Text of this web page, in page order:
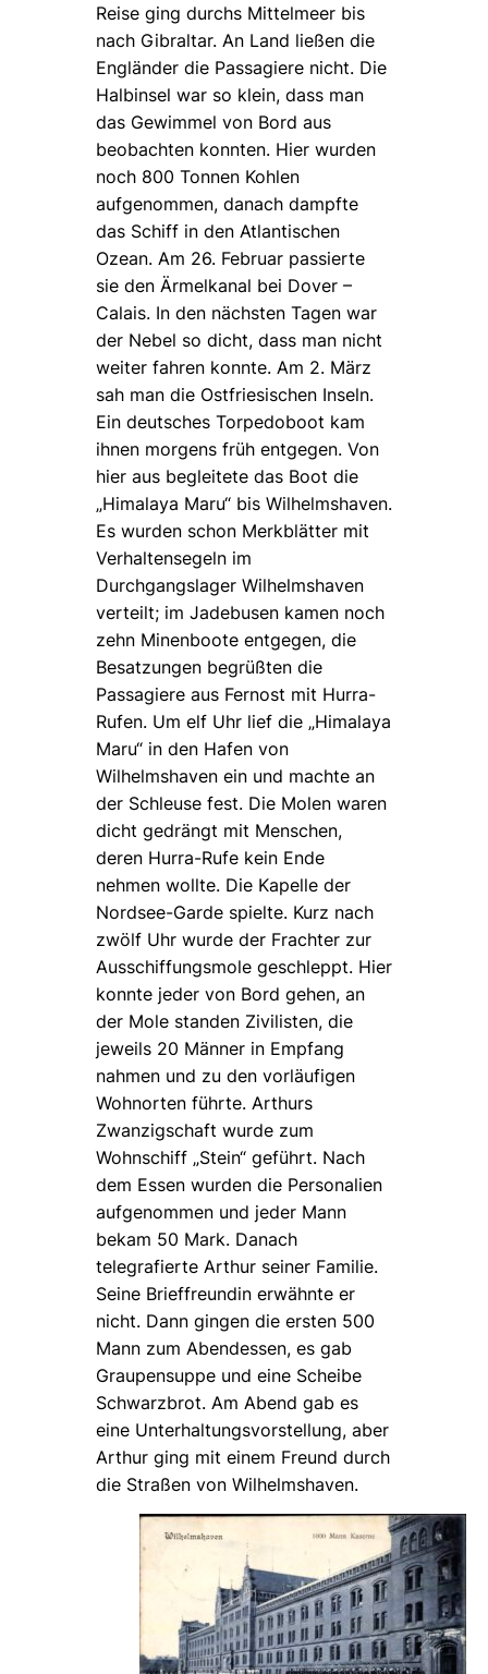
Reise ging durchs Mittelmeer bis
nach Gibraltar. An Land ließen die
Engländer die Passagiere nicht. Die
Halbinsel war so klein, dass man
das Gewimmel von Bord aus
beobachten konnten. Hier wurden
noch 800 Tonnen Kohlen
aufgenommen, danach dampfte
das Schiff in den Atlantischen
Ozean. Am 26. Februar passierte
sie den Ärmelkanal bei Dover –
Calais. In den nächsten Tagen war
der Nebel so dicht, dass man nicht
weiter fahren konnte. Am 2. März
sah man die Ostfriesischen Inseln.
Ein deutsches Torpedoboot kam
ihnen morgens früh entgegen. Von
hier aus begleitete das Boot die
„Himalaya Maru“ bis Wilhelmshaven.
Es wurden schon Merkblätter mit
Verhaltensegeln im
Durchgangslager Wilhelmshaven
verteilt; im Jadebusen kamen noch
zehn Minenboote entgegen, die
Besatzungen begrüßten die
Passagiere aus Fernost mit Hurra-
Rufen. Um elf Uhr lief die „Himalaya
Maru“ in den Hafen von
Wilhelmshaven ein und machte an
der Schleuse fest. Die Molen waren
dicht gedrängt mit Menschen,
deren Hurra-Rufe kein Ende
nehmen wollte. Die Kapelle der
Nordsee-Garde spielte. Kurz nach
zwölf Uhr wurde der Frachter zur
Ausschiffungsmole geschleppt. Hier
konnte jeder von Bord gehen, an
der Mole standen Zivilisten, die
jeweils 20 Männer in Empfang
nahmen und zu den vorläufigen
Wohnorten führte. Arthurs
Zwanzigschaft wurde zum
Wohnschiff „Stein“ geführt. Nach
dem Essen wurden die Personalien
aufgenommen und jeder Mann
bekam 50 Mark. Danach
telegrafierte Arthur seiner Familie.
Seine Brieffreundin erwähnte er
nicht. Dann gingen die ersten 500
Mann zum Abendessen, es gab
Graupensuppe und eine Scheibe
Schwarzbrot. Am Abend gab es
eine Unterhaltungsvorstellung, aber
Arthur ging mit einem Freund durch
die Straßen von Wilhelmshaven.